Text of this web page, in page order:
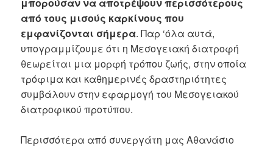
από τους μισούς καρκίνους που
εμφανίζονται σήμερα. Παρ ‘όλα αυτά,
υπογραμμίζουμε ότι η Μεσογειακή διατροφή
θεωρείται μια μορφή τρόπου ζωής, στην οποία
τρόφιμα και καθημερινές δραστηριότητες
συμβάλουν στην εφαρμογή του Μεσογειακού
διατροφικού προτύπου.
Περισσότερα από συνεργάτη μας Αθανάσιο